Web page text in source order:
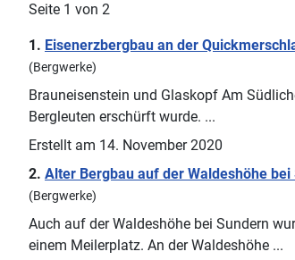
Seite 1 von 2
1. Eisenerzbergbau an der
(Bergwerke)
Brauneisenstein und Glaskopf Am
Bergleuten erschürft wurde. ...
Erstellt am 14. November 2020
2. Alter Bergbau auf der Waldeshöhe bei
(Bergwerke)
Auch auf der Waldeshöhe bei Sundern
einem Meilerplatz. An der Waldeshöhe ...